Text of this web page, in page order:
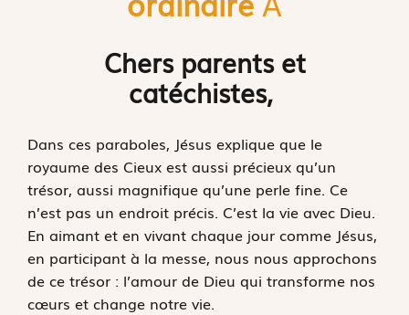
Chers parents et
catéchistes,
Dans ces paraboles, Jésus explique que le
royaume des Cieux est aussi précieux qu’un
trésor, aussi magnifique qu’une perle fine. Ce
n’est pas un endroit précis. C’est la vie avec Dieu.
En aimant et en vivant chaque jour comme Jésus,
en participant à la messe, nous nous approchons
de ce trésor : l’amour de Dieu qui transforme nos
cœurs et change notre vie.